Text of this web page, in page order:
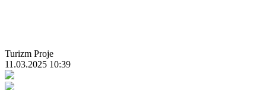
Turizm Proje
11.03.2025 10:39